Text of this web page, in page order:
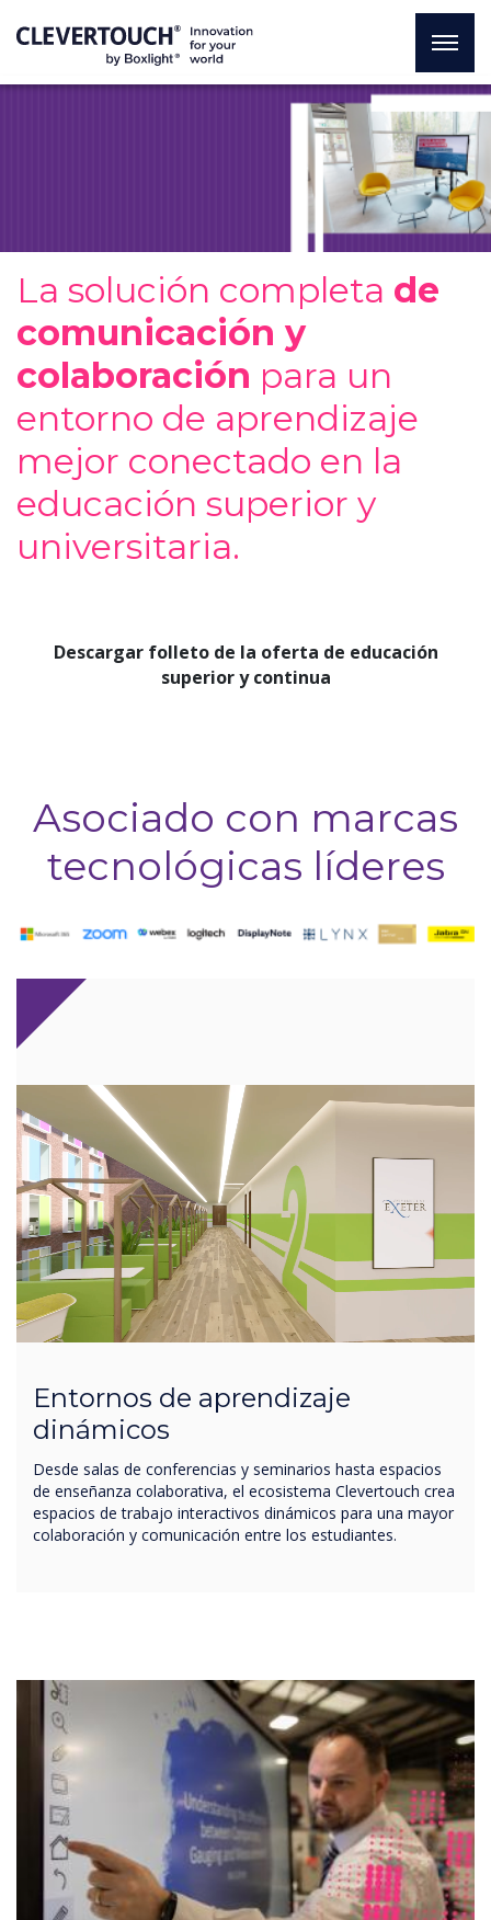
La solución completa de
comunicación y
colaboración para un
entorno de aprendizaje
mejor conectado en la
educación superior y
universitaria.
Descargar folleto de la oferta de educación
superior y continua
Asociado con marcas
tecnológicas líderes
Entornos de aprendizaje
dinámicos
Desde salas de conferencias y seminarios hasta espacios
de enseñanza colaborativa, el ecosistema Clevertouch crea
espacios de trabajo interactivos dinámicos para una mayor
colaboración y comunicación entre los estudiantes.